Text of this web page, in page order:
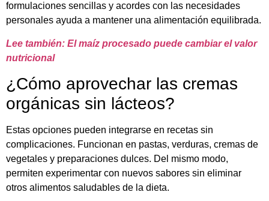
formulaciones sencillas y acordes con las necesidades
personales ayuda a mantener una alimentación equilibrada.
Lee también: El maíz procesado puede cambiar el valor
nutricional
¿Cómo aprovechar las cremas
orgánicas sin lácteos?
Estas opciones pueden integrarse en recetas sin
complicaciones. Funcionan en pastas, verduras, cremas de
vegetales y preparaciones dulces. Del mismo modo,
permiten experimentar con nuevos sabores sin eliminar
otros alimentos saludables de la dieta.